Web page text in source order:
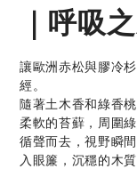
｜呼吸
讓歐洲赤松與膠冷
經。
隨著土木香和綠香
柔軟的苔蘚，周圍
循聲而去，視野瞬
入眼簾，沉穩的木